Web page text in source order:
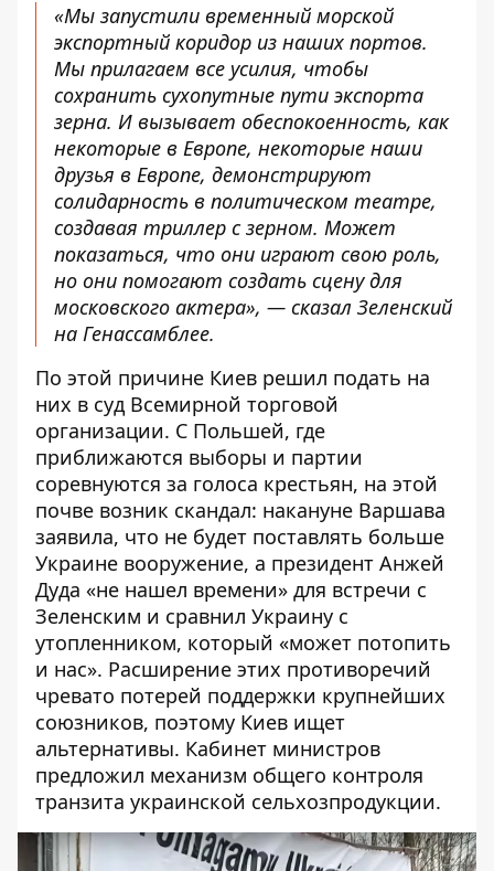
«Мы запустили временный морской
экспортный коридор из наших портов.
Мы прилагаем все усилия, чтобы
сохранить сухопутные пути экспорта
зерна. И вызывает обеспокоенность, как
некоторые в Европе, некоторые наши
друзья в Европе, демонстрируют
солидарность в политическом театре,
создавая триллер с зерном. Может
показаться, что они играют свою роль,
но они помогают создать сценудля
московского актера», — сказал Зеленский
на Генассамблее.
По этой причине Киев решил подать на
них в суд Всемирной торговой
организации. С Польшей, где
приближаются выборы и партии
соревнуются за голоса крестьян, на этой
почве возник скандал: накануне Варшава
заявила, что не будет поставлять больше
Украине вооружение, а президент Анжей
Дуда «не нашел времени» для встречи с
Зеленским и сравнил Украину с
утопленником, который «может потопить
и нас». Расширение этих противоречий
чревато потерей поддержки крупнейших
союзников, поэтому Киев ищет
альтернативы. Кабинет министров
предложил механизм общего контроля
транзита украинской сельхозпродукции.